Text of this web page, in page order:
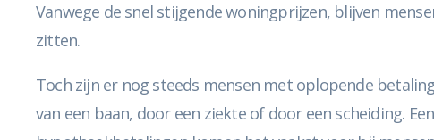
Vanwege de snel stijgende woningprijzen, blijven
zitten.
Toch zijn er nog steeds mensen met oplopende
van een baan, door een ziekte of door een scheiding.